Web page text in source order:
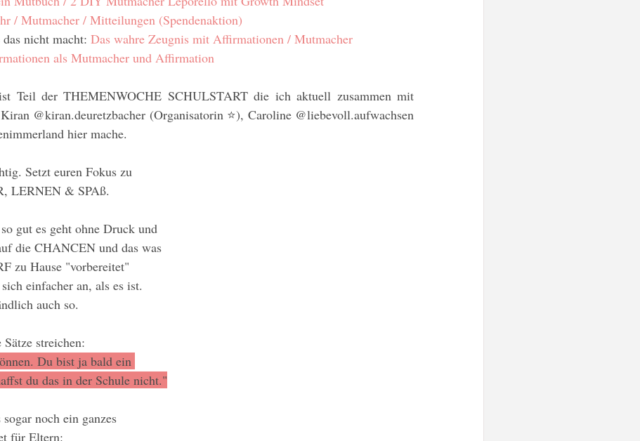
/ Mutmacher / Mitteilungen (Spendenaktion)
nicht macht: Das wahre Zeugnis mit Affirmationen / Mutmacher
als Mutmacher und Affirmation
der THEMENWOCHE SCHULSTART die ich aktuell zusammen mit
@kiran.deuretzbacher (Organisatorin ⭐️), Caroline @liebevoll.aufwachsen
hier mache.
Setzt euren Fokus zu
LERNEN & SPAß.
gut es geht ohne Druck und
die CHANCEN und das was
zu Hause "vorbereitet"
einfacher an, als es ist.
auch so.
streichen:
Du bist ja bald ein
du das in der Schule nicht."
noch ein ganzes
für Eltern: